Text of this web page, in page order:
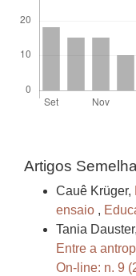
Artigos
Cauê Krüger,
ensaio ,
Tania Dauster,
Entre a
On-line: n. 9